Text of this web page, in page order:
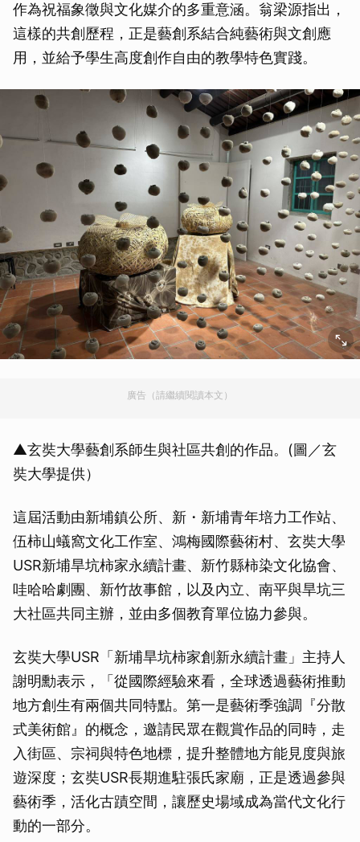
作為祝福象徵與文化媒介的多重意涵。翁梁源指出，
這樣的共創歷程，正是藝創系結合純藝術與文創應
用，並給予學生高度創作自由的教學特色實踐。
廣告（請繼續閱讀本文）
▲玄奘大學藝創系師生與社區共創的作品。(圖／玄
奘大學提供）
這屆活動由新埔鎮公所、新・新埔青年培力工作站、
伍柿山蟻窩文化工作室、鴻梅國際藝術村、玄奘大學
USR新埔旱坑柿家永續計畫、新竹縣柿染文化協會、
哇哈哈劇團、新竹故事館，以及內立、南平與旱坑三
大社區共同主辦，並由多個教育單位協力參與。
玄奘大學USR「新埔旱坑柿家創新永續計畫」主持人
謝明勳表示，「從國際經驗來看，全球透過藝術推動
地方創生有兩個共同特點。第一是藝術季強調『分散
式美術館』的概念，邀請民眾在觀賞作品的同時，走
入街區、宗祠與特色地標，提升整體地方能見度與旅
遊深度；玄奘USR長期進駐張氏家廟，正是透過參與
藝術季，活化古蹟空間，讓歷史場域成為當代文化行
動的一部分。